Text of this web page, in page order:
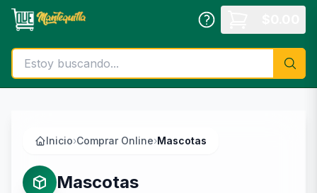
Saltar al contenido principal
Inicio›Comprar Online›Mascotas
Mascotas